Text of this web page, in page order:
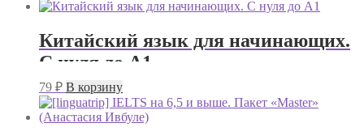
Китайский язык для начинающих.
С нуля до A1
79 ₽ В корзину